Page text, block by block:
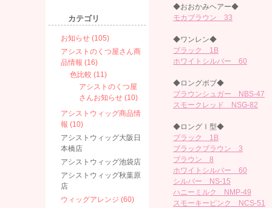
◆おおかみヘアー◆
モカブラウン 33
◆ワンレン◆
ブラック 1B
ホワイトシルバー 60
◆ロングボブ◆
ブラウンシュガー NBS-47
スモークレッド NSG-82
◆ロングⅠ型◆
ブラック 1B
ブラックブラウン 3
ブラウン 8
ホワイトシルバー 60
シルバー NS-15
ハニーミルク NMP-49
スモーキーピンク NCS-51
カテゴリ
お知らせ (105)
アシストのくつ屋さん商
品情報 (16)
色比較 (11)
アシストのくつ屋
さんお知らせ (10)
アシストウィッグ商品情
報 (10)
アシストウィッグ大阪日
本橋店
アシストウィッグ池袋店
アシストウィッグ秋葉原
店
ウィッグアレンジ (60)